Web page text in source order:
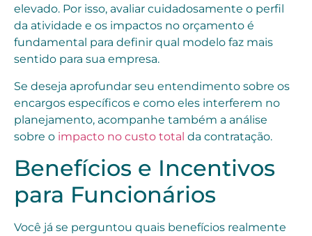
elevado. Por isso, avaliar cuidadosamente o perfil
da atividade e os impactos no orçamento é
fundamental para definir qual modelo faz mais
sentido para sua empresa.
Se deseja aprofundar seu entendimento sobre os
encargos específicos e como eles interferem no
planejamento, acompanhe também a análise
sobre o impacto no custo total da contratação.
Benefícios e Incentivos
para Funcionários
Você já se perguntou quais benefícios realmente